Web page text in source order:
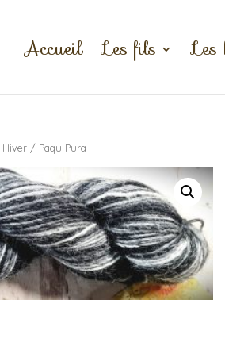
Accueil Les fils
Hiver / Paqu Pura